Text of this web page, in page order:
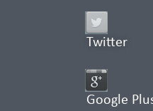
Twitter
Google